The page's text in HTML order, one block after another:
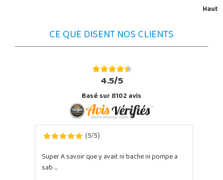
Haut
CE QUE DISENT NOS CLIENTS
4.5/5
Basé sur 8102 avis
(5/5)
Super A savoir que y avait ni bache ni pompe a
sab ...